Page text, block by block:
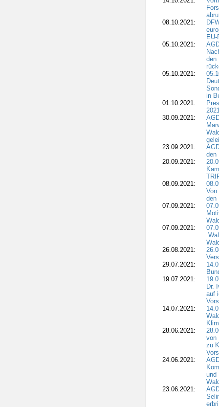
08.10.2021:
05.10.2021:
den
05.10.2021:
in
01.10.2021:
30.09.2021:
23.09.2021:
den
20.09.2021:
08.09.2021:
den
07.09.2021:
07.09.2021:
26.08.2021:
29.07.2021:
19.07.2021:
Dr.
auf
14.07.2021:
28.06.2021:
von
zu
24.06.2021:
und
23.06.2021: